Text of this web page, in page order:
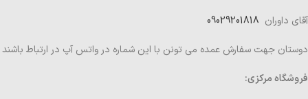
آقای داوران
دوستان جهت سفارش عمده می تونن با این شماره در واتس آپ در ارتباط باشند
فروشگاه مرکزی: